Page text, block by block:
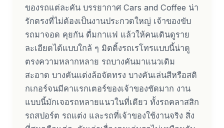
ของรถแต่ละคัน บรรยากาศ Cars and Coffee น่า
รักตรงที่ไม่ต้องเป็นงานประกวดใหญ่ เจ้าของขับ
รถมาจอด คุยกัน ดื่มกาแฟ แล้วให้คนเดินดูราย
ละเอียดได้แบบใกล้ ๆ มิตติ้งรถเรโทรแบบนี้น่าดู
ตรงความหลากหลาย รถบางคันมาแนวเดิม
สะอาด บางคันแต่งล้อจัดทรง บางคันเล่นสีหรือสติ
กเกอร์จนมีคาแรกเตอร์ของเจ้าของชัดมาก งาน
แบบนี้มักเจอรถหลายแนวในที่เดียว ทั้งรถคลาสสิก
รถสปอร์ต รถแต่ง และรถที่เจ้าของใช้งานจริง สิ่ง